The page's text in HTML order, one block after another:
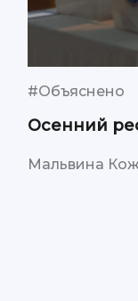
#Объяснено
Осенний
Мальвина